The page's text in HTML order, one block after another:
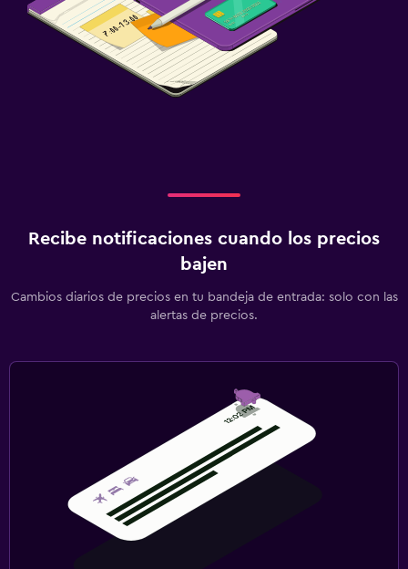
Recibe notificaciones cuando los precios
bajen
Cambios diarios de precios en tu bandeja de entrada: solo con las
alertas de precios.